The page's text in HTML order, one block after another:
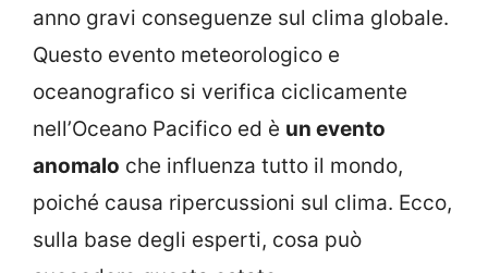
anno gravi conseguenze sul clima globale.
Questo evento meteorologico e
oceanografico si verifica ciclicamente
nell’Oceano Pacifico ed è un evento
anomalo che influenza tutto il mondo,
poiché causa ripercussioni sul clima. Ecco,
sulla base degli esperti, cosa può